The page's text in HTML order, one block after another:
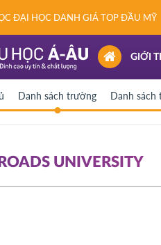
ĐẠI HỌC DANH GIÁ TOP ĐẦU MỸ
GIỚI
Danh sách trường Danh sách
UNIVERSITY